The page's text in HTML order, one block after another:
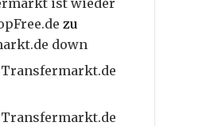
zu
down
Transfermarkt.de
Transfermarkt.de